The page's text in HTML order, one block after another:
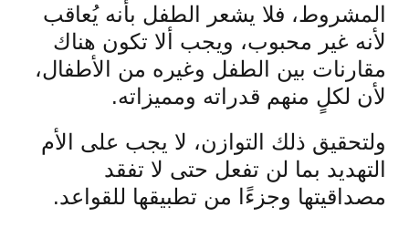
المشروط، فلا يشعر الطفل بأنه يُعاقب
لأنه غير محبوب، ويجب ألا تكون هناك
مقارنات بين الطفل وغيره من الأطفال،
لأن لكلٍ منهم قدراته ومميزاته.
ولتحقيق ذلك التوازن، لا يجب على الأم
التهديد بما لن تفعل حتى لا تفقد
مصداقيتها وجزءًا من تطبيقها للقواعد.